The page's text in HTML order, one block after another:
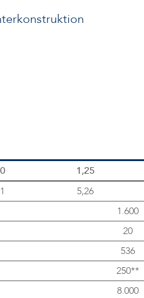
1,25
5,26
1.600
20
536
250**
8.000